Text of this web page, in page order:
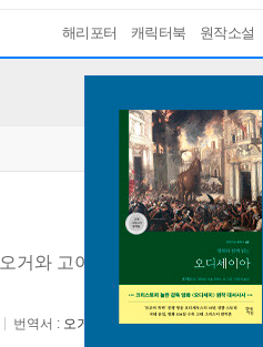
해리포터 캐릭터북 원작소설
오거와 고아들 영문판 [ Paperback,
번역서 : 오거와 고아들